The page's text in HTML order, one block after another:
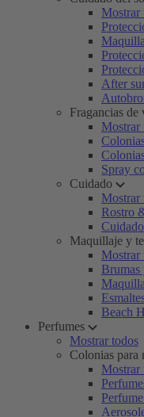
Mostrar
After
Fragancias de
Mostrar
Spray
Cuidado
Mostrar
Rostro
Maquillaje y
Mostrar
Brumas
Beach
Perfumes
Mostrar todos
Colonias para
Mostrar